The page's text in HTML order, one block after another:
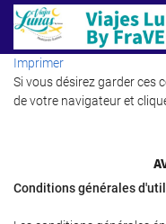
Imprimer
Si vous désirez garder ces
de votre navigateur et
Conditions générales